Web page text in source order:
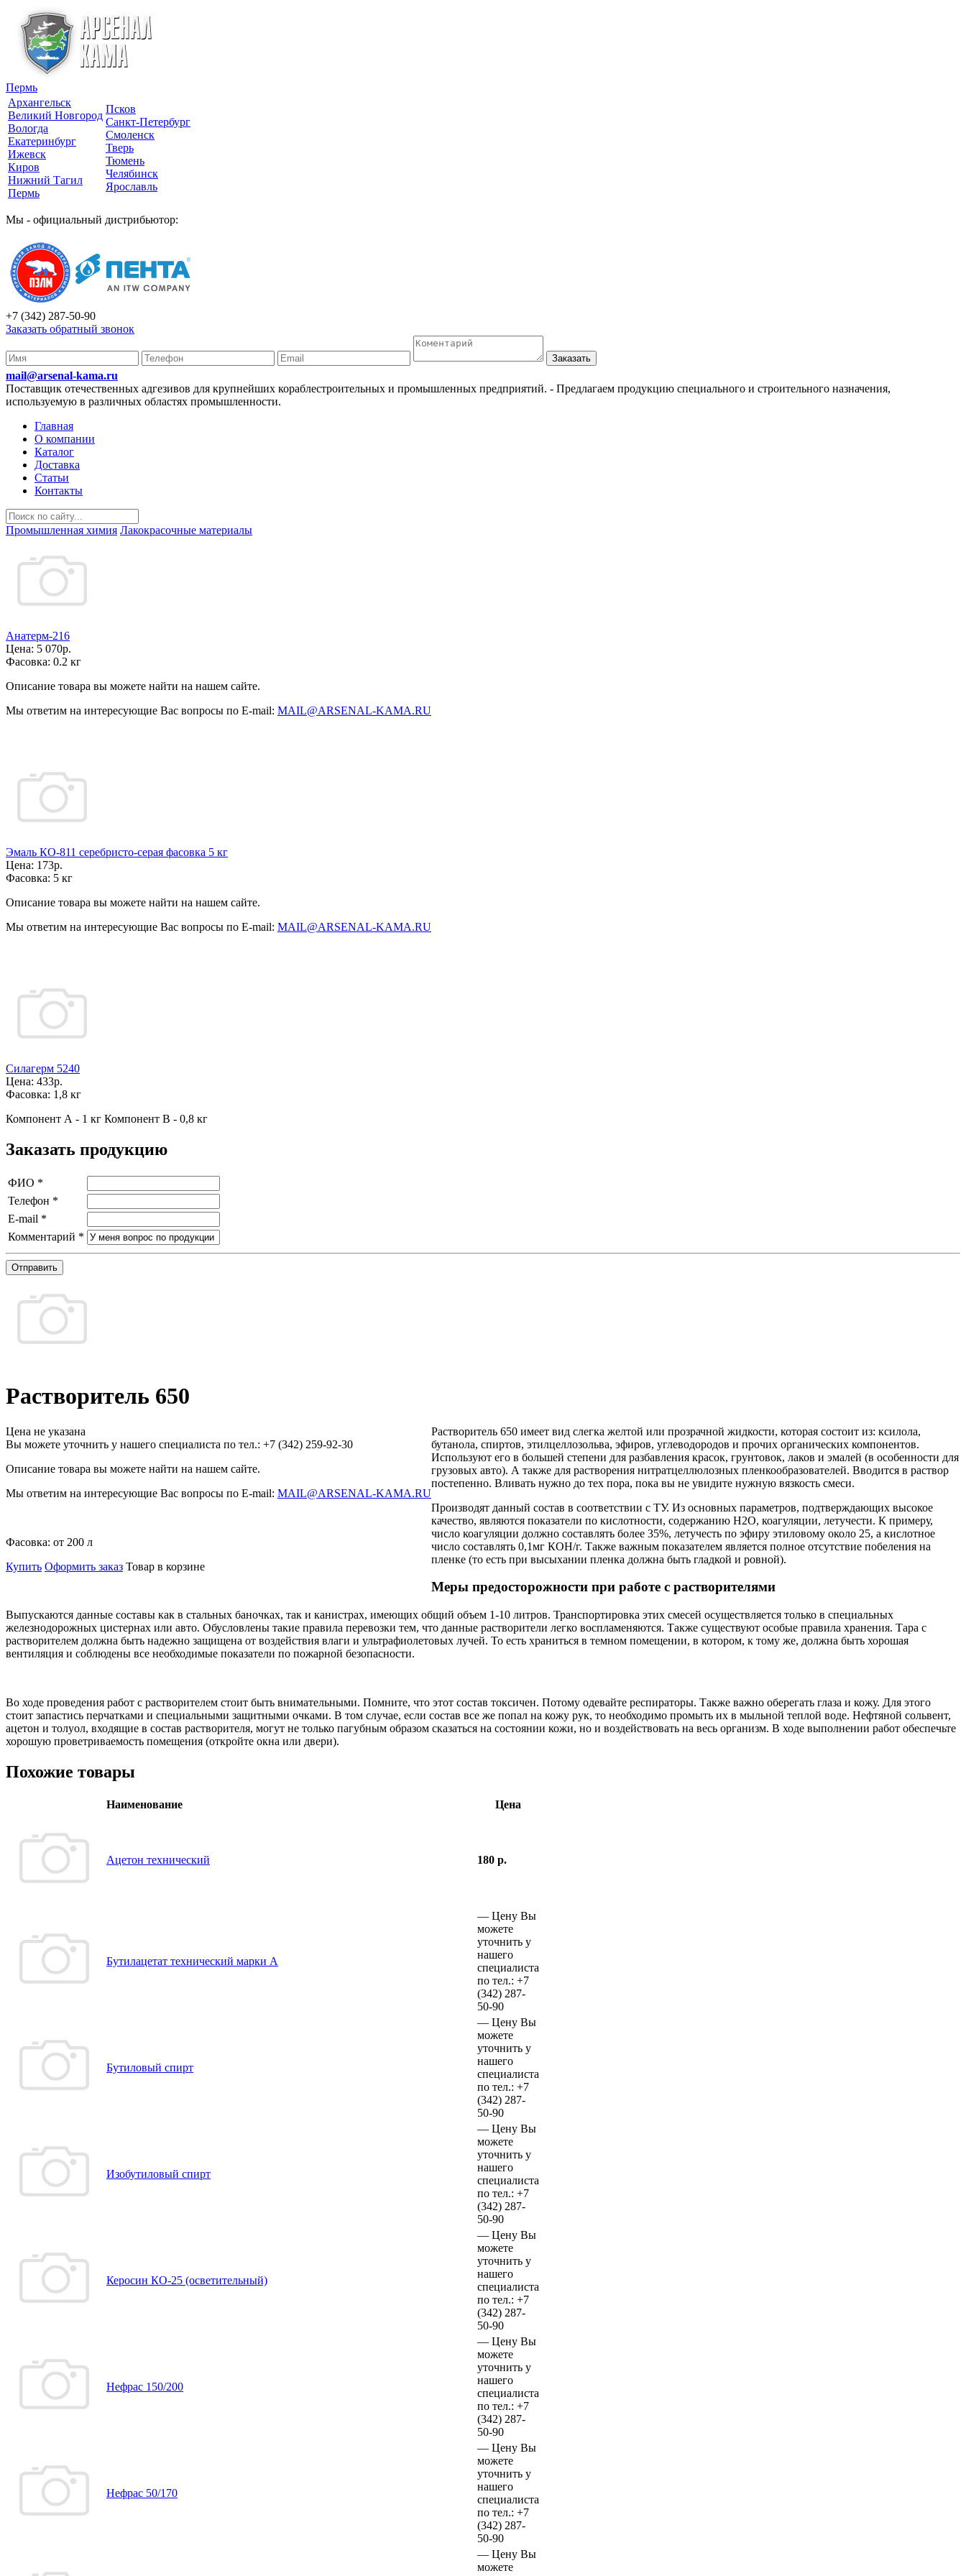
Пермь
Архангельск
Великий Новгород
Вологда
Екатеринбург
Ижевск
Киров
Нижний Тагил
Пермь
Псков
Санкт-Петербург
Смоленск
Тверь
Тюмень
Челябинск
Ярославль
Мы - официальный дистрибьютор:
+7 (342) 287-50-90
Заказать обратный звонок
Заказать
mail@arsenal-kama.ru
Поставщик отечественных адгезивов для крупнейших кораблестроительных и промышленных предприятий. - Предлагаем продукцию специального и строительного назначения,
используемую в различных областях промышленности.
Главная
О компании
Каталог
Доставка
Статьи
Контакты
Промышленная химия Лакокрасочные материалы
Анатерм-216
Цена: 5 070р.
Фасовка: 0.2 кг
Описание товара вы можете найти на нашем сайте.
Мы ответим на интересующие Вас вопросы по E-mail: MAIL@ARSENAL-KAMA.RU
Эмаль КО-811 серебристо-серая фасовка 5 кг
Цена: 173р.
Фасовка: 5 кг
Описание товара вы можете найти на нашем сайте.
Мы ответим на интересующие Вас вопросы по E-mail: MAIL@ARSENAL-KAMA.RU
Силагерм 5240
Цена: 433р.
Фасовка: 1,8 кг
Компонент А - 1 кг Компонент В - 0,8 кг
Заказать продукцию
ФИО *
Телефон *
E-mail *
Комментарий *
Отправить
Растворитель 650
Цена не указана
Вы можете уточнить у нашего специалиста по тел.: +7 (342) 259-92-30
Описание товара вы можете найти на нашем сайте.
Мы ответим на интересующие Вас вопросы по E-mail: MAIL@ARSENAL-KAMA.RU
Фасовка: от 200 л
Купить Оформить заказ Товар в корзине
Растворитель 650 имеет вид слегка желтой или прозрачной жидкости, которая состоит из: ксилола,
бутанола, спиртов, этилцеллозольва, эфиров, углеводородов и прочих органических компонентов.
Используют его в большей степени для разбавления красок, грунтовок, лаков и эмалей (в особенности для
грузовых авто). А также для растворения нитратцеллюлозных пленкообразователей. Вводится в раствор
постепенно. Вливать нужно до тех пора, пока вы не увидите нужную вязкость смеси.
Производят данный состав в соответствии с ТУ. Из основных параметров, подтверждающих высокое
качество, являются показатели по кислотности, содержанию H2O, коагуляции, летучести. К примеру,
число коагуляции должно составлять более 35%, летучесть по эфиру этиловому около 25, а кислотное
число составлять 0,1мг КОН/г. Также важным показателем является полное отсутствие побеления на
пленке (то есть при высыхании пленка должна быть гладкой и ровной).
Меры предосторожности при работе с растворителями
Выпускаются данные составы как в стальных баночках, так и канистрах, имеющих общий объем 1-10 литров. Транспортировка этих смесей осуществляется только в специальных
железнодорожных цистернах или авто. Обусловлены такие правила перевозки тем, что данные растворители легко воспламеняются. Также существуют особые правила хранения. Тара с
растворителем должна быть надежно защищена от воздействия влаги и ультрафиолетовых лучей. То есть храниться в темном помещении, в котором, к тому же, должна быть хорошая
вентиляция и соблюдены все необходимые показатели по пожарной безопасности.
Во ходе проведения работ с растворителем стоит быть внимательными. Помните, что этот состав токсичен. Потому одевайте респираторы. Также важно оберегать глаза и кожу. Для этого
стоит запастись перчатками и специальными защитными очками. В том случае, если состав все же попал на кожу рук, то необходимо промыть их в мыльной теплой воде. Нефтяной сольвент,
ацетон и толуол, входящие в состав растворителя, могут не только пагубным образом сказаться на состоянии кожи, но и воздействовать на весь организм. В ходе выполнении работ обеспечьте
хорошую проветриваемость помещения (откройте окна или двери).
Похожие товары
Наименование Цена
Ацетон технический 180 р.
Бутилацетат технический марки А
— Цену Вы
можете
уточнить у
нашего
специалиста
по тел.: +7
(342) 287-
50-90
Бутиловый спирт
— Цену Вы
можете
уточнить у
нашего
специалиста
по тел.: +7
(342) 287-
50-90
Изобутиловый спирт
— Цену Вы
можете
уточнить у
нашего
специалиста
по тел.: +7
(342) 287-
50-90
Керосин КО-25 (осветительный)
— Цену Вы
можете
уточнить у
нашего
специалиста
по тел.: +7
(342) 287-
50-90
Нефрас 150/200
— Цену Вы
можете
уточнить у
нашего
специалиста
по тел.: +7
(342) 287-
50-90
Нефрас 50/170
— Цену Вы
можете
уточнить у
нашего
специалиста
по тел.: +7
(342) 287-
50-90
— Цену Вы
можете